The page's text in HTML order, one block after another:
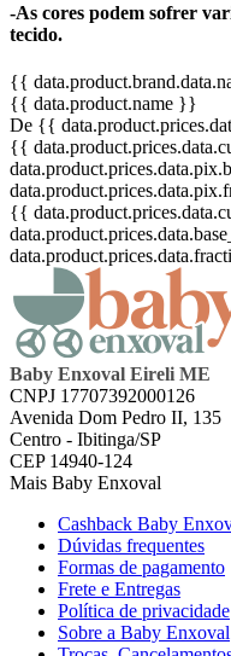
-As cores podem sofrer
tecido.
{{
{{ data.product.name }}
De {{
{{
{{
Baby Enxoval Eireli ME
CNPJ 17707392000126
Avenida Dom Pedro II, 135
Centro - Ibitinga/SP
CEP 14940-124
Mais Baby Enxoval
Cashback Baby
Dúvidas frequentes
Formas de pagamento
Frete e Entregas
Política de privacidade
Sobre a Baby Enxoval